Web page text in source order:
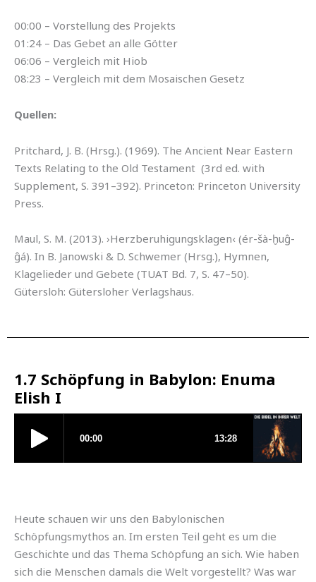
00:00 – Vorstellung des Projekts
01:24 – Das Gebet an alle Götter
06:06 – Vergleich mit Hiob
08:23 – Vergleich mit dem Mosaischen Gesetz
Quellen:
Pritchard, J. B. (Hrsg.). (1969). The Ancient Near Eastern
Texts Relating to the Old Testament (3rd ed. with
Supplement, S. 391–392). Princeton: Princeton University
Press.
Maul, S. M. (2013). ›Herzberuhigungsklagen‹ (ér-šà-ḫuĝ-
ĝá). In B. Janowski & D. Schwemer (Hrsg.), Hymnen,
Klagelieder und Gebete (TUAT Bd. 7, S. 47–50).
Gütersloh: Gütersloher Verlagshaus.
1.7 Schöpfung in Babylon: Enuma
Elish I
Heute schauen wir uns den Babylonischen
Schöpfungsmythos an. Im ersten Teil geht es um die
Geschichte und das Thema Schöpfung an sich. Wie haben
sich die Menschen damals die Welt vorgestellt? Was war